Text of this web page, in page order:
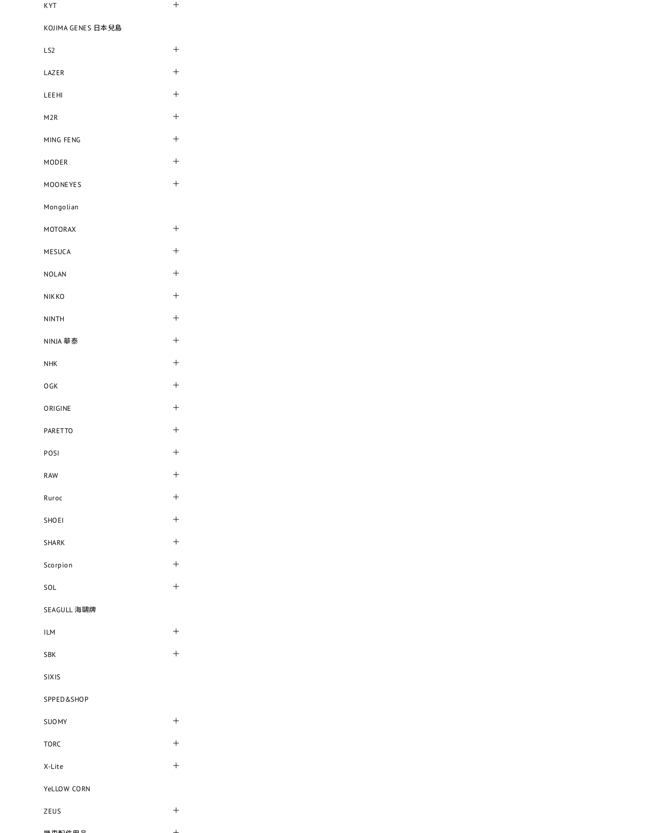
KYT
KOJIMA GENES 日本兒島
LS2
LAZER
LEEHI
M2R
MING FENG
MODER
MOONEYES
Mongolian
MOTORAX
MESUCA
NOLAN
NIKKO
NINTH
NINJA 華泰
NHK
OGK
ORIGINE
PARETTO
POSI
RAW
Ruroc
SHOEI
SHARK
Scorpion
SOL
SEAGULL 海鷗牌
ILM
SBK
SIXIS
SPPED&SHOP
SUOMY
TORC
X-Lite
YeLLOW CORN
ZEUS